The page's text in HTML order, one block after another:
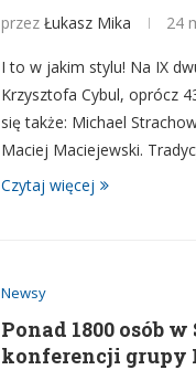
przez Łukasz Mika 24
I to w jakim stylu! Na IX
Krzysztofa Cybul, oprócz
się także: Michael
Maciej Maciejewski.
Czytaj więcej
Newsy
Ponad 1800 osób
konferencji grupy